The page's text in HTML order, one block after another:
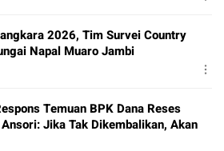
2026, Tim Survei Country
Napal Muaro Jambi
Temuan BPK Dana Reses
Jika Tak Dikembalikan, Akan